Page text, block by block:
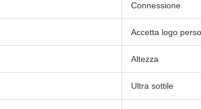
Connessione
Accetta logo
Altezza
Ultra sottile